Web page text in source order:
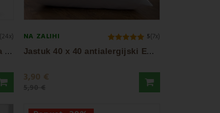
(24x)
P
unilo za jastuk antialergijska lopta 1000...
NA ZALIHI 5(7x)
J
astuk 40 x 40 antialergijski EMI standard
3,90 €